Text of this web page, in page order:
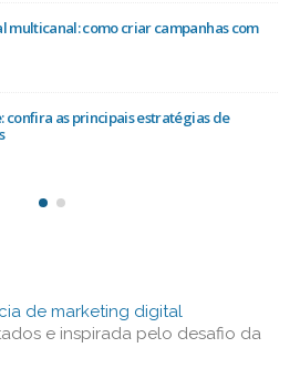
como criar campanhas com
confira as principais estratégias de
de marketing digital
e inspirada pelo desafio da